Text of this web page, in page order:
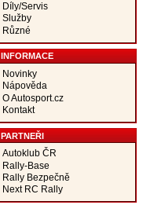
Díly/Servis
Služby
Různé
INFORMACE
Novinky
Nápověda
O Autosport.cz
Kontakt
PARTNEŘI
Autoklub ČR
Rally-Base
Rally Bezpečně
Next RC Rally